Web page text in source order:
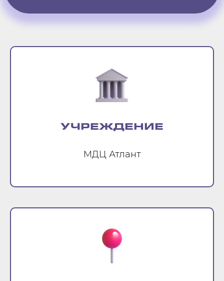
УЧРЕЖДЕНИЕ
МДЦ Атлант